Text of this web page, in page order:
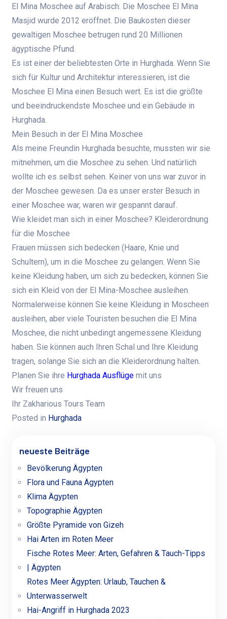
El Mina Moschee auf Arabisch: Die Moschee El Mina
Masjid wurde 2012 eröffnet. Die Baukosten dieser
gewaltigen Moschee betrugen rund 20 Millionen
ägyptische Pfund.
Es ist einer der beliebtesten Orte in Hurghada. Wenn Sie
sich für Kultur und Architektur interessieren, ist die
Moschee El Mina einen Besuch wert. Es ist die größte
und beeindruckendste Moschee und ein Gebäude in
Hurghada.
Mein Besuch in der El Mina Moschee
Als meine Freundin Hurghada besuchte, mussten wir sie
mitnehmen, um die Moschee zu sehen. Und natürlich
wollte ich es selbst sehen. Keiner von uns war zuvor in
der Moschee gewesen. Da es unser erster Besuch in
einer Moschee war, waren wir gespannt darauf.
Wie kleidet man sich in einer Moschee? Kleiderordnung
für die Moschee
Frauen müssen sich bedecken (Haare, Knie und
Schultern), um in die Moschee zu gelangen. Wenn Sie
keine Kleidung haben, um sich zu bedecken, können Sie
sich ein Kleid von der El Mina-Moschee ausleihen.
Normalerweise können Sie keine Kleidung in Moscheen
ausleihen, aber viele Touristen besuchen die El Mina
Moschee, die nicht unbedingt angemessene Kleidung
haben. Sie können auch Ihren Schal und Ihre Kleidung
tragen, solange Sie sich an die Kleiderordnung halten.
Planen Sie ihre Hurghada Ausflüge mit uns
Wir freuen uns
Ihr Zakharious Tours Team
Posted in Hurghada
neueste Beiträge
Bevölkerung Ägypten
Flora und Fauna Ägypten
Klima Ägypten
Topographie Ägypten
Größte Pyramide von Gizeh
Hai Arten im Roten Meer
Fische Rotes Meer: Arten, Gefahren & Tauch-Tipps
| Ägypten
Rotes Meer Ägypten: Urlaub, Tauchen &
Unterwasserwelt
Hai-Angriff in Hurghada 2023